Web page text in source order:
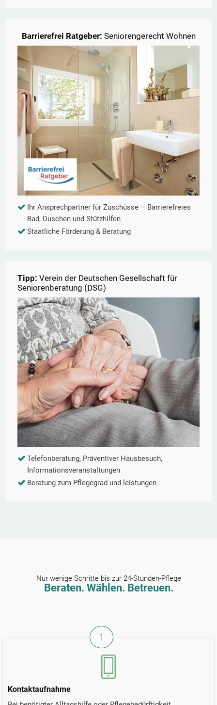
Barrierefrei Ratgeber: Seniorengerecht Wohnen
Ihr Ansprechpartner für Zuschüsse – Barrierefreies
Bad, Duschen und Stützhilfen
Staatliche Förderung & Beratung
Tipp: Verein der Deutschen Gesellschaft für
Seniorenberatung (DSG)
Telefonberatung, Präventiver Hausbesuch,
Informationsveranstaltungen
Beratung zum Pflegegrad und leistungen
Nur wenige Schritte bis zur 24-Stunden-Pflege
Beraten. Wählen. Betreuen.
Kontaktaufnahme
1